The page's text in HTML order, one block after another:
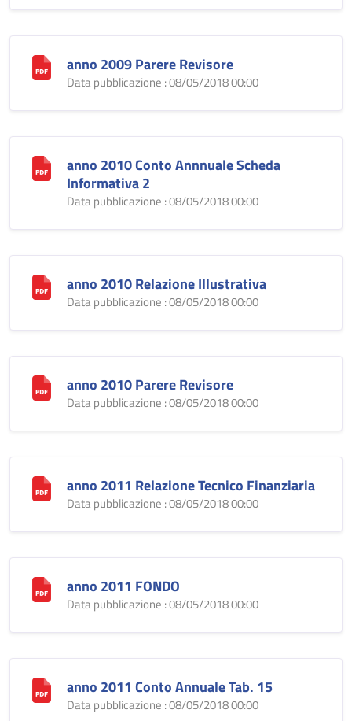
anno 2009 Parere Revisore
Data pubblicazione : 08/05/2018 00:00
anno 2010 Conto Annnuale Scheda
Informativa 2
Data pubblicazione : 08/05/2018 00:00
anno 2010 Relazione Illustrativa
Data pubblicazione : 08/05/2018 00:00
anno 2010 Parere Revisore
Data pubblicazione : 08/05/2018 00:00
anno 2011 Relazione Tecnico Finanziaria
Data pubblicazione : 08/05/2018 00:00
anno 2011 FONDO
Data pubblicazione : 08/05/2018 00:00
anno 2011 Conto Annuale Tab. 15
Data pubblicazione : 08/05/2018 00:00